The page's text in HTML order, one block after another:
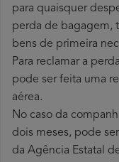
para quaisquer
perda de bagagem,
bens de primeira
Para reclamar a
pode ser feita uma
aérea.
No caso da
dois meses, pode
da Agência Estatal